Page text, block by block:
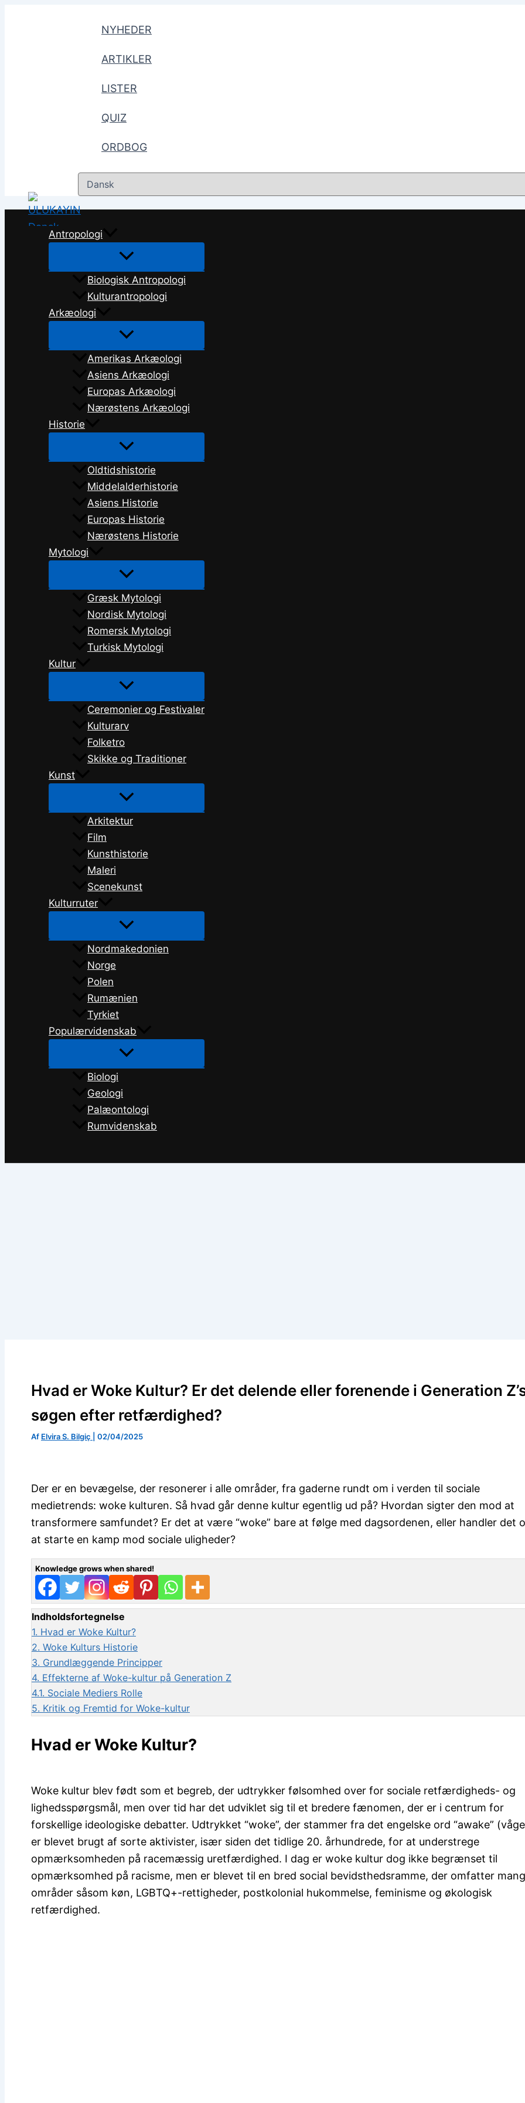
NYHEDER
ARTIKLER
LISTER
QUIZ
ORDBOG
Vælg
sprog
Antropologi
Biologisk Antropologi
Kulturantropologi
Arkæologi
Amerikas Arkæologi
Asiens Arkæologi
Europas Arkæologi
Nærøstens Arkæologi
Historie
Oldtidshistorie
Middelalderhistorie
Asiens Historie
Europas Historie
Nærøstens Historie
Mytologi
Græsk Mytologi
Nordisk Mytologi
Romersk Mytologi
Turkisk Mytologi
Kultur
Ceremonier og Festivaler
Kulturarv
Folketro
Skikke og Traditioner
Kunst
Arkitektur
Film
Kunsthistorie
Maleri
Scenekunst
Kulturruter
Nordmakedonien
Norge
Polen
Rumænien
Tyrkiet
Populærvidenskab
Biologi
Geologi
Palæontologi
Rumvidenskab
Hvad er Woke Kultur? Er det delende eller forenende i Generation
søgen efter retfærdighed?
Af Elvira S. Bilgiç 02/04/2025
Der er en bevægelse, der resonerer i alle områder, fra gaderne rundt om i verden til sociale
medietrends: woke kulturen. Så hvad går denne kultur egentlig ud på? Hvordan sigter den mod at
transformere samfundet? Er det at være “woke” bare at følge med dagsordenen, eller handler det
at starte en kamp mod sociale uligheder?
Knowledge grows when shared!
Indholdsfortegnelse
1. Hvad er Woke Kultur?
2. Woke Kulturs Historie
3. Grundlæggende Principper
4. Effekterne af Woke-kultur på Generation Z
4.1. Sociale Mediers Rolle
5. Kritik og Fremtid for Woke-kultur
Hvad er Woke Kultur?
Woke kultur blev født som et begreb, der udtrykker følsomhed over for sociale retfærdigheds- og
lighedsspørgsmål, men over tid har det udviklet sig til et bredere fænomen, der er i centrum for
forskellige ideologiske debatter. Udtrykket “woke”, der stammer fra det engelske ord “awake”
er blevet brugt af sorte aktivister, især siden det tidlige 20. århundrede, for at understrege
opmærksomheden på racemæssig uretfærdighed. I dag er woke kultur dog ikke begrænset til
opmærksomhed på racisme, men er blevet til en bred social bevidsthedsramme, der omfatter
områder såsom køn, LGBTQ+-rettigheder, postkolonial hukommelse, feminisme og økologisk
retfærdighed.